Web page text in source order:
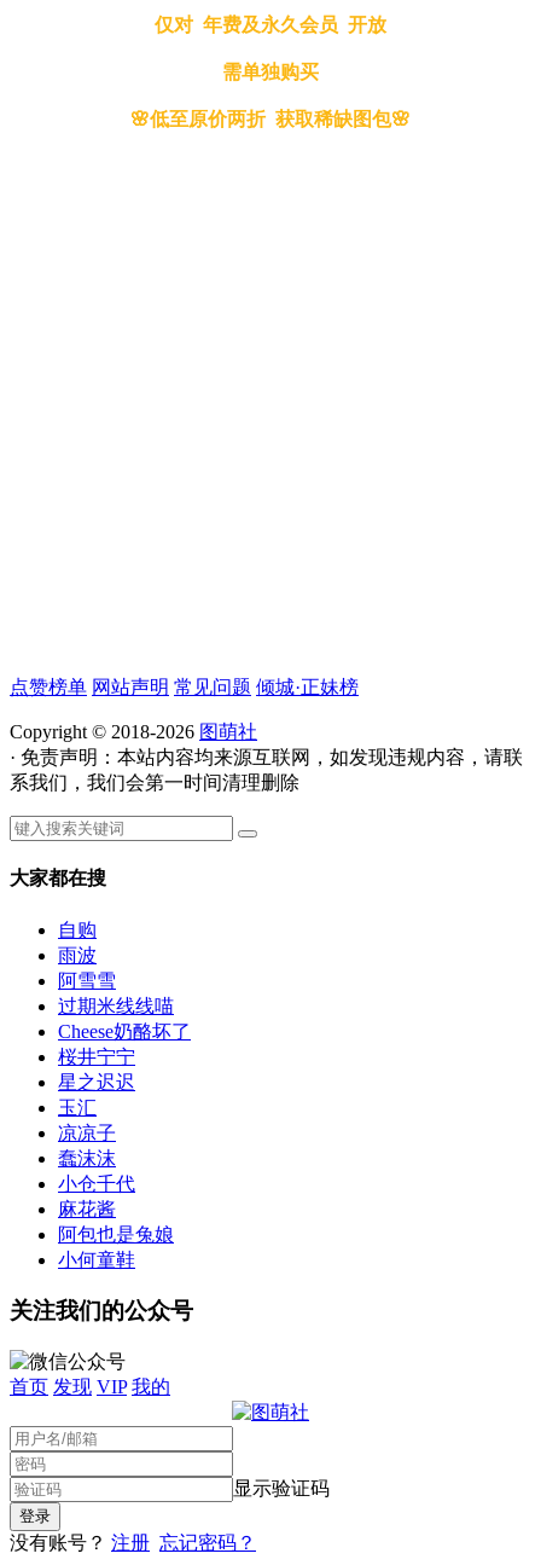
仅对 年费及永久会员 开放
需单独购买
🌸低至原价两折 获取稀缺图包🌸
点赞榜单 网站声明 常见问题 倾城·正妹榜
Copyright © 2018-2026 图萌社
· 免责声明：本站内容均来源互联网，如发现违规内容，请联
系我们，我们会第一时间清理删除
大家都在搜
自购
雨波
阿雪雪
过期米线线喵
Cheese奶酪坏了
桜井宁宁
星之迟迟
玉汇
凉凉子
蠢沫沫
小仓千代
麻花酱
阿包也是兔娘
小何童鞋
关注我们的公众号
首页 发现 VIP 我的
显示验证码
没有账号？ 注册 忘记密码？